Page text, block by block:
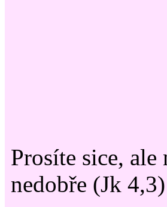
Prosíte sice, ale
nedobře (Jk 4,3)